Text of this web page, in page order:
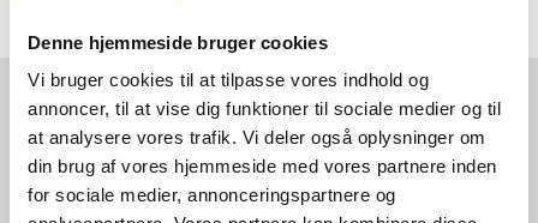
Denne hjemmeside bruger cookies
Vi bruger cookies til at tilpasse vores indhold og
annoncer, til at vise dig funktioner til sociale medier og til
at analysere vores trafik. Vi deler også oplysninger om
din brug af vores hjemmeside med vores partnere inden
for sociale medier, annonceringspartnere og
Lost your password?
Intelligentcity
IntelligentCity udvikler og